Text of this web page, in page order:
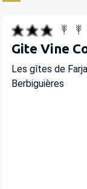
Gite Vine
Les gîtes de
Berbiguières